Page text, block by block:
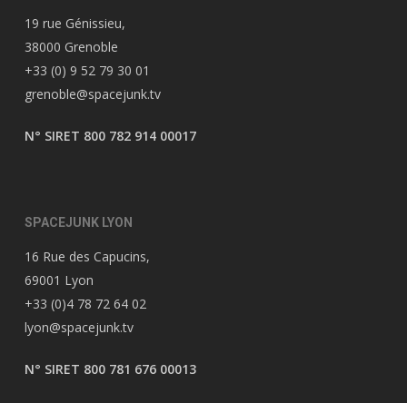
19 rue Génissieu,
38000 Grenoble
+33 (0) 9 52 79 30 01
grenoble@spacejunk.tv
N° SIRET 800 782 914 00017
SPACEJUNK LYON
16 Rue des Capucins,
69001 Lyon
+33 (0)4 78 72 64 02
lyon@spacejunk.tv
N° SIRET 800 781 676 00013